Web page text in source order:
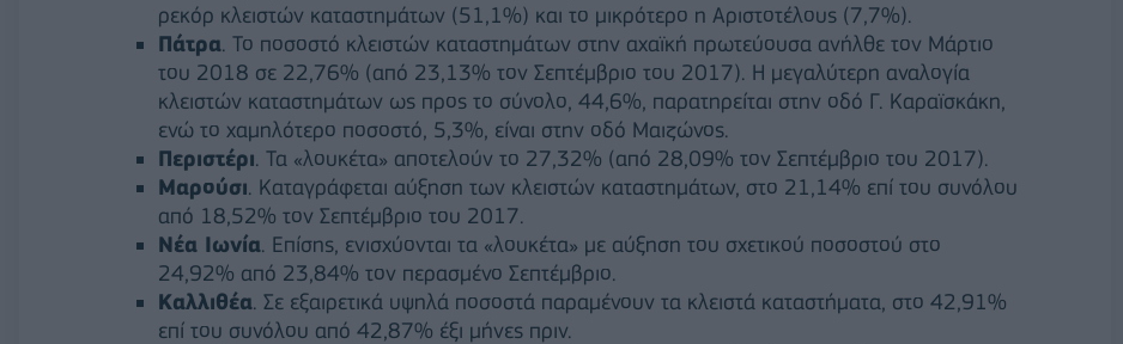
ρεκόρ κλειστών καταστημάτων (51,1%) και το μικρότερο η Αριστοτέλους (7,7%).
Πάτρα. Το ποσοστό κλειστών καταστημάτων στην αχαϊκή πρωτεύουσα ανήλθε τον Μάρτιο
του 2018 σε 22,76% (από 23,13% τον Σεπτέμβριο του 2017). Η μεγαλύτερη αναλογία
κλειστών καταστημάτων ως προς το σύνολο, 44,6%, παρατηρείται στην οδό Γ. Καραϊσκάκη,
ενώ το χαμηλότερο ποσοστό, 5,3%, είναι στην οδό Μαιζώνος.
Περιστέρι. Τα «λουκέτα» αποτελούν το 27,32% (από 28,09% τον Σεπτέμβριο του 2017).
Μαρούσι. Καταγράφεται αύξηση των κλειστών καταστημάτων, στο 21,14% επί του συνόλου
από 18,52% τον Σεπτέμβριο του 2017.
Νέα Ιωνία. Επίσης, ενισχύονται τα «λουκέτα» με αύξηση του σχετικού ποσοστού στο
24,92% από 23,84% τον περασμένο Σεπτέμβριο.
Καλλιθέα. Σε εξαιρετικά υψηλά ποσοστά παραμένουν τα κλειστά καταστήματα, στο 42,91%
επί του συνόλου από 42,87% έξι μήνες πριν.